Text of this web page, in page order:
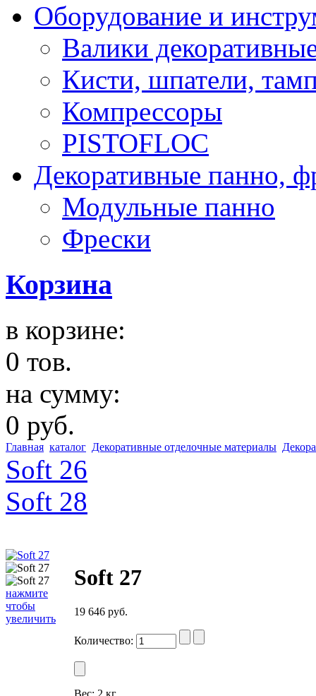
Оборудование и
Валики
Кисти, шпатели,
Компрессоры
PISTOFLOC
Декоративные панно,
Модульные панно
Фрески
Корзина
в корзине:
0 тов.
на сумму:
0 руб.
Главная каталог Декоративные отделочные материалы
Soft 26
Soft 28
нажмите
чтобы
увеличить
Soft 27
19 646 руб.
Количество: